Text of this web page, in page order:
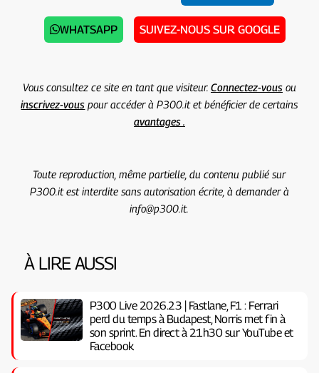
WHATSAPP SUIVEZ-NOUS SUR GOOGLE
Vous consultez ce site en tant que visiteur. Connectez-vousou
inscrivez-vous pour accéder à P300.it et bénéficier de certains
avantages .
Toute reproduction, même partielle, du contenu publié sur
P300.it est interdite sans autorisation écrite, à demander à
info@p300.it.
À LIRE AUSSI
P300 Live 2026.23 | Fastlane, F1 : Ferrari
perd du temps à Budapest, Norris met fin à
son sprint. En direct à 21h30 sur YouTube et
Facebook